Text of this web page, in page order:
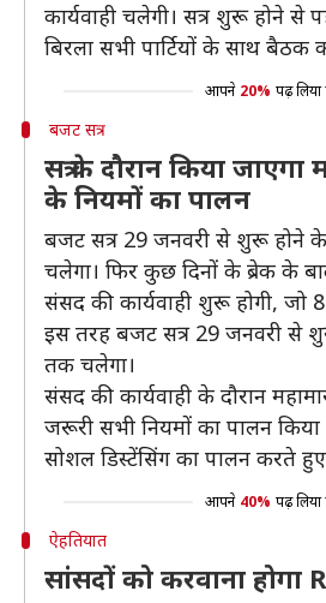
कार्यवाही चलेगी। सत्र शुरू होने से
बिरला सभी पार्टियों के साथ बैठक
आपने 20% पढ़ लिया
बजट सत्र
सत्र के दौरान किया
के नियमों का पालन
बजट सत्र 29 जनवरी से शुरू होने
चलेगा। फिर कुछ दिनों के ब्रेक के
संसद की कार्यवाही शुरू होगी, जो
इस तरह बजट सत्र 29 जनवरी से
तक चलेगा।
संसद की कार्यवाही के दौरान
जरूरी सभी नियमों का पालन किया
सोशल डिस्टेंसिंग का पालन करते हुए
आपने 40% पढ़ लिया
ऐहतियात
सांसदों को करवाना होगा